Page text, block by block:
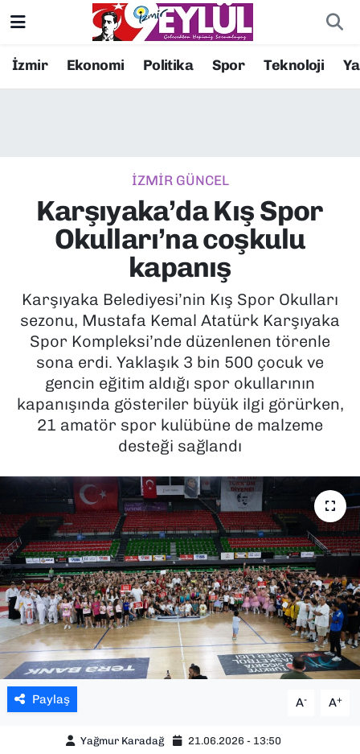
İzmir Ekonomi Politika Spor Teknoloji
İZMİR GÜNCEL
Karşıyaka’da Kış Spor
Okulları’na coşkulu
kapanış
Karşıyaka Belediyesi’nin Kış Spor Okulları
sezonu, Mustafa Kemal Atatürk Karşıyaka
Spor Kompleksi’nde düzenlenen törenle
sona erdi. Yaklaşık 3 bin 500 çocuk ve
gencin eğitim aldığı spor okullarının
kapanışında gösteriler büyük ilgi görürken,
21 amatör spor kulübüne de malzeme
desteği sağlandı
Paylaş A- A+
Yağmur Karadağ 21.06.2026 - 13:50
Resmi İlanlar
EKONOMİ
KÜLTÜR SANAT
MAGAZİN
POLİTİKA
SAĞLIK
SPOR
YAŞAM
YEREL YÖNETİMLER
Konak Nöbetçi Eczaneler
Süper Lig Puan Durumu ve Fikstür
Tüm Manşetler
Son Dakika Haberleri
Haber Arşivi